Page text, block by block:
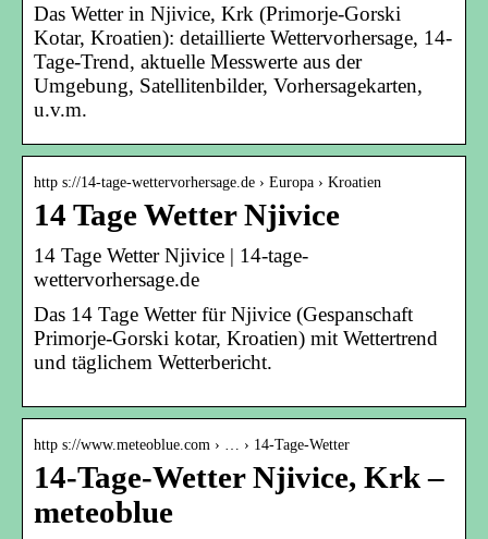
Das Wetter in Njivice, Krk (Primorje-Gorski
Kotar, Kroatien): detaillierte Wettervorhersage, 14-
Tage-Trend, aktuelle Messwerte aus der
Umgebung, Satellitenbilder, Vorhersagekarten,
u.v.m.
http s://14-tage-wettervorhersage.de › Europa › Kroatien
14 Tage Wetter Njivice
14 Tage Wetter Njivice | 14-tage-
wettervorhersage.de
Das 14 Tage Wetter für Njivice (Gespanschaft
Primorje-Gorski kotar, Kroatien) mit Wettertrend
und täglichem Wetterbericht.
http s://www.meteoblue.com › … › 14-Tage-Wetter
14-Tage-Wetter Njivice, Krk –
meteoblue